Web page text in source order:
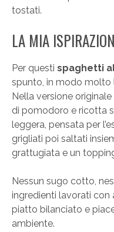
tostati.
LA MIA
Per questi spaghetti
spunto, in modo molto
Nella versione
di pomodoro e ricotta
leggera, pensata per
grigliati poi saltati
grattugiata e un
Nessun sugo cotto,
ingredienti lavorati con
piatto bilanciato e
ambiente.